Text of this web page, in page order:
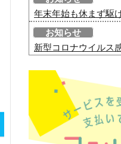
年末年始も休まず駆
お知らせ
新型コロナウイルス